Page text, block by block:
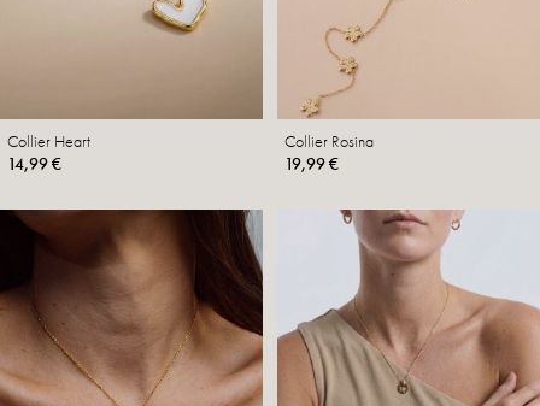
Collier Heart
14,99 €
Collier Rosina
19,99 €